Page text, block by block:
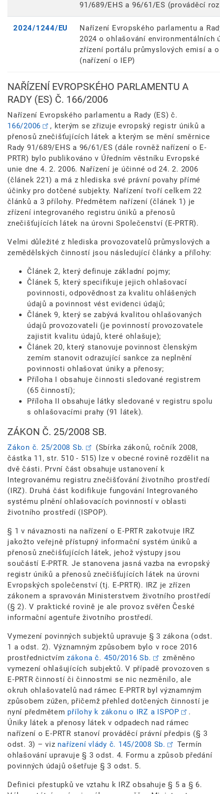
91/689/EHS a 96/61/ES (prováděcí
2024/1244/EU
Nařízení Evropského parlamentu a
2024 o ohlašování environmentálních
zřízení portálu průmyslových emisí a
(nařízení o IEP)
NAŘÍZENÍ EVROPSKÉHO PARLAMENTU A
RADY (ES) Č. 166/2006
Nařízení Evropského parlamentu a Rady (ES) č.
166/2006
, kterým se zřizuje evropský registr úniků a
přenosů znečišťujících látek a kterým se mění směrnice
Rady 91/689/EHS a 96/61/ES (dále rovněž nařízení o E-
PRTR) bylo publikováno v Úředním věstníku Evropské
unie dne 4. 2. 2006. Nařízení je účinné od 24. 2. 2006
(článek 221) a má z hlediska své právní povahy přímé
účinky pro dotčené subjekty. Nařízení tvoří celkem 22
článků a 3 přílohy. Předmětem nařízení (článek 1) je
zřízení integrovaného registru úniků a přenosů
znečišťujících látek na úrovni Společenství (E-PRTR).
Velmi důležité z hlediska provozovatelů průmyslových a
zemědělských činností jsou následující články a přílohy:
Článek 2, který definuje základní pojmy;
Článek 5, který specifikuje jejich ohlašovací
povinnosti, odpovědnost za kvalitu ohlášených
údajů a povinnost vést evidenci údajů;
Článek 9, který se zabývá kvalitou ohlašovaných
údajů provozovateli (je povinností provozovatele
zajistit kvalitu údajů, které ohlašuje);
Článek 20, který stanovuje povinnost členským
zemím stanovit odrazující sankce za neplnění
povinnosti ohlašovat úniky a přenosy;
Příloha I obsahuje činnosti sledované registrem
(65 činností);
Příloha II obsahuje látky sledované v registru spolu
s ohlašovacími prahy (91 látek).
ZÁKON Č. 25/2008 SB.
Zákon č. 25/2008 Sb.
(Sbírka zákonů, ročník 2008,
částka 11, str. 510 - 515) lze v obecné rovině rozdělit na
dvě části. První část obsahuje ustanovení k
Integrovanému registru znečišťování životního prostředí
(IRZ). Druhá část kodifikuje fungování Integrovaného
systému plnění ohlašovacích povinností v oblasti
životního prostředí (ISPOP).
§ 1 v návaznosti na nařízení o E-PRTR zakotvuje IRZ
jakožto veřejně přístupný informační systém úniků a
přenosů znečišťujících látek, jehož výstupy jsou
součástí E-PRTR. Je stanovena jasná vazba na evropský
registr úniků a přenosů znečišťujících látek na úrovni
Evropských společenství (tj. E-PRTR). IRZ je zřízen
zákonem a spravován Ministerstvem životního prostředí
(§ 2). V praktické rovině je ale provoz svěřen České
informační agentuře životního prostředí.
Vymezení povinných subjektů upravuje § 3 zákona (odst.
1 a odst. 2). Významným způsobem bylo v roce 2016
prostřednictvím zákona č. 450/2016 Sb.
změněno
vymezení ohlašujících subjektů. V případě provozoven s
E-PRTR činností či činnostmi se nic nezměnilo, ale
okruh ohlašovatelů nad rámec E-PRTR byl významným
způsobem zúžen, přičemž přehled dotčených činností je
nyní předmětem přílohy k zákonu o IRZ a ISPOP
.
Úniky látek a přenosy látek v odpadech nad rámec
nařízení o E-PRTR stanoví prováděcí právní předpis (§ 3
odst. 3) – viz nařízení vlády č. 145/2008 Sb.
Termín
ohlašování upravuje § 3 odst. 4. Formu a způsob předání
povinných údajů ošetřuje § 3 odst. 5.
Definici přestupků ve vztahu k IRZ obsahuje § 5 a § 6.